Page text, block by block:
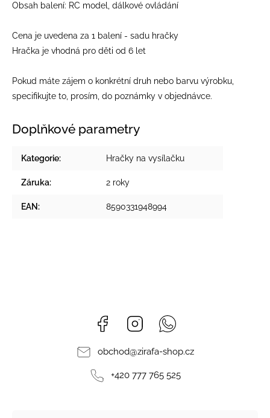
Obsah balení: RC model, dálkové ovládání
Cena je uvedena za 1 balení - sadu hračky
Hračka je vhodná pro děti od 6 let
Pokud máte zájem o konkrétní druh nebo barvu výrobku,
specifikujte to, prosím, do poznámky v objednávce.
Doplňkové parametry
Kategorie: Hračky na vysílačku
Záruka: 2 roky
EAN: 8590331948994
Facebook Instagram
obchod@zirafa-shop.cz
+420 777 765 525